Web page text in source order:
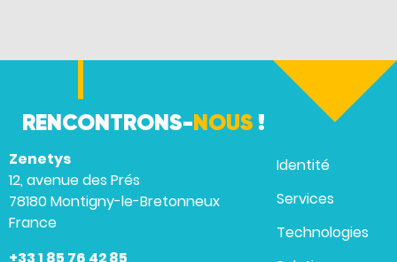
RENCONTRONS-NOUS !
Zenetys
12, avenue des Prés
78180 Montigny-le-Bretonneux
France
Identité
Services
Technologies